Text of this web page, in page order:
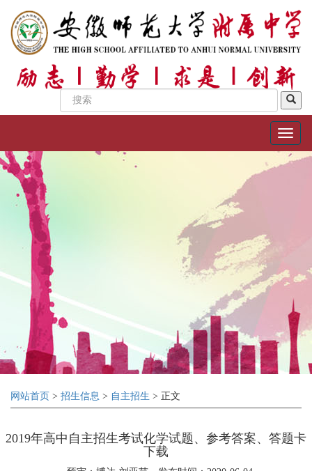
网站首页 > 招生信息 > 自主招生 > 正文
2019年高中自主招生考试化学试题、参考答案、答题卡
下载